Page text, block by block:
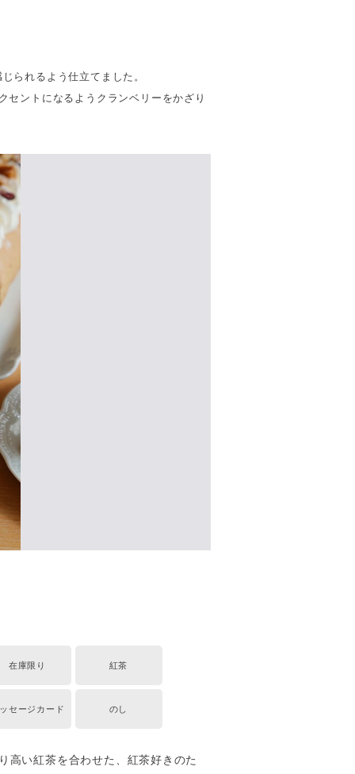
られるよう仕立てました。
セントになるようクランベリーをかざり
在庫限り 紅茶
セージカード のし
高い紅茶を合わせた、紅茶好きのた